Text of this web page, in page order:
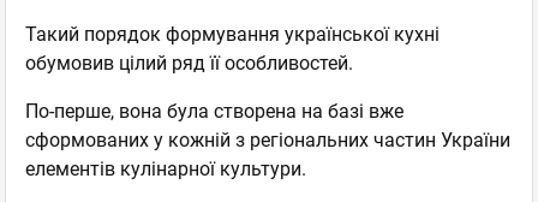
Такий порядок формування української кухні
обумовив цілий ряд її особливостей.
По-перше, вона була створена на базі вже
сформованих у кожній з регіональних частин України
елементів кулінарної культури.